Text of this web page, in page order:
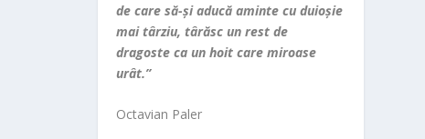
de care să-şi aducă aminte cu duioşie
mai târziu, târăsc un rest de
dragoste ca un hoit care miroase
urât.”
Octavian Paler